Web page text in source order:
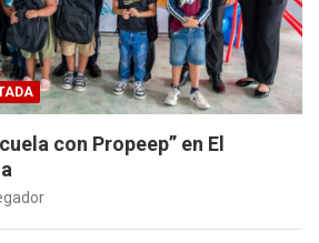
con Propeep” en El